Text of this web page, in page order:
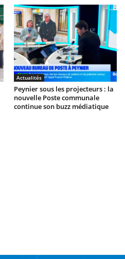
Actualités
Peynier sous les projecteurs : la
nouvelle Poste communale
continue son buzz médiatique